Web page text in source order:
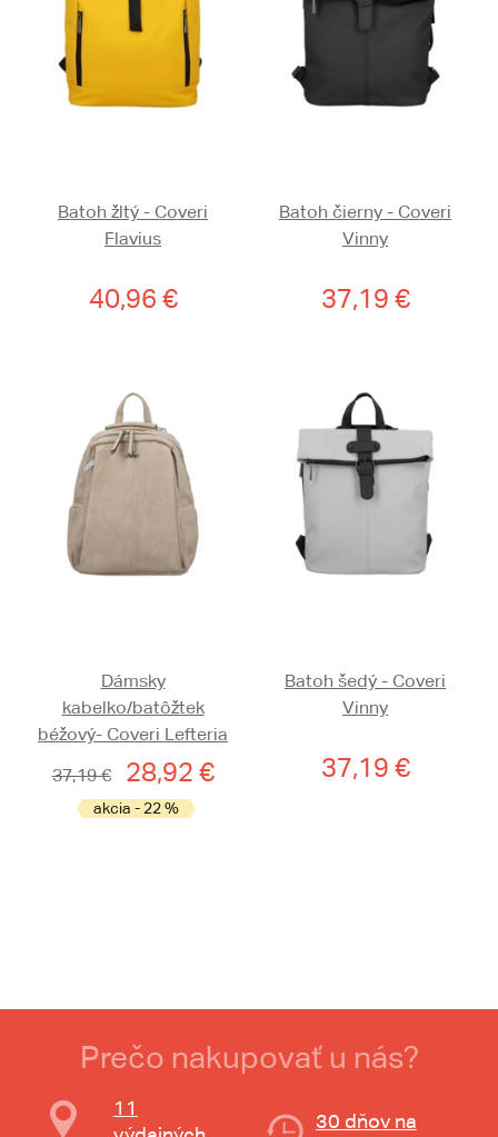
Batoh žltý - Coveri
Flavius
40,96 €
Batoh čierny - Coveri
Vinny
37,19 €
Dámsky
kabelko/batôžtek
béžový- Coveri Lefteria
37,19 €
28,92 €
akcia - 22 %
Batoh šedý - Coveri
Vinny
37,19 €
Prečo nakupovať u nás?
11
30 dňov na